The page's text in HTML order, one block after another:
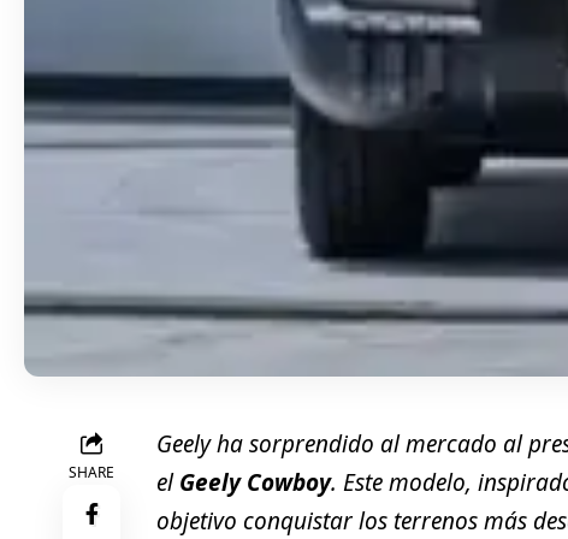
SHARE
Geely ha sorprendido al mercado al
elGeely Cowboy. Este modelo,
objetivo conquistar los terrenos más